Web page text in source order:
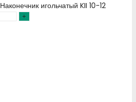
игольчатый KII 10-12